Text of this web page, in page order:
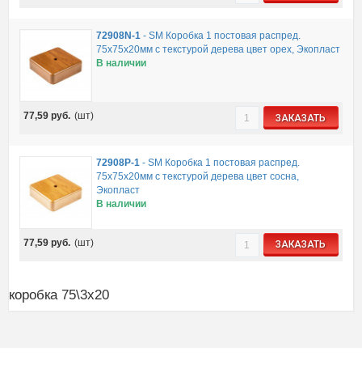
72908N-1 -SM Коробка 1 постовая распред.
75х75х20мм c текстурой дерева цвет орех, Экопласт
В наличии
77,59руб. (шт) ЗАКАЗАТЬ
72908P-1 -SM Коробка 1 постовая распред.
75х75х20мм c текстурой дерева цвет сосна,
Экопласт
В наличии
77,59руб. (шт) ЗАКАЗАТЬ
коробка 75\3x20